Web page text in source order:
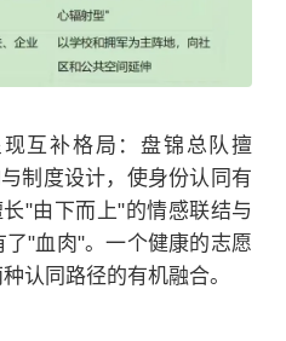
互补格局：盘锦总队擅
制度设计，使身份认同有
"由下而上"的情感联结与
"血肉"。一个健康的志愿
认同路径的有机融合。